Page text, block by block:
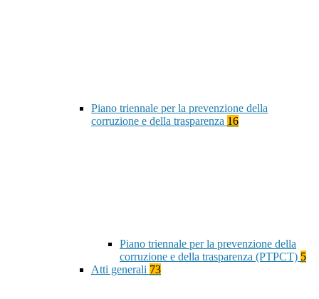
Piano triennale per la prevenzione della
corruzione e della trasparenza 16
Piano triennale per la prevenzione della
corruzione e della trasparenza (PTPCT) 5
Atti generali 73